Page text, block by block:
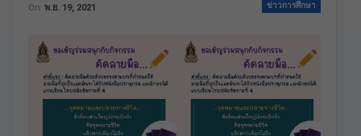
ข่าวการศึกษา
On พ.ย. 19, 2021